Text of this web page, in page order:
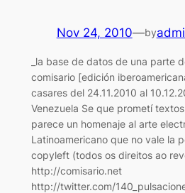
Nov 24, 2010—by
_la base de datos de una parte
comisario [edición
casares del 24.11.2010 al
Venezuela Se que prometí
parece un homenaje al arte
Latinoamericano que no vale la
copyleft (todos os direitos ao
http://comisario.net
http://twitter.com/